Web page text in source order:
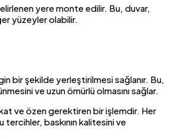
yere monte edilir. Bu, duvar,
yüzeyler olabilir.
bir şekilde yerleştirilmesi sağlanır. Bu,
ve uzun ömürlü olmasını sağlar.
ve özen gerektiren bir işlemdir. Her
tercihler, baskının kalitesini ve